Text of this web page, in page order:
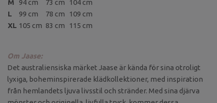
M
94 cm 73 cm
104 cm
L
99 cm 78 cm
109 cm
XL 105 cm 83 cm 115 cm
Om Jaase:
Det australiensiska märket Jaase är kända för sina otroligt
lyxiga, boheminspirerade klädkollektioner, med inspiration
från hemlandets ljuva livsstil och stränder. Med sina djärva